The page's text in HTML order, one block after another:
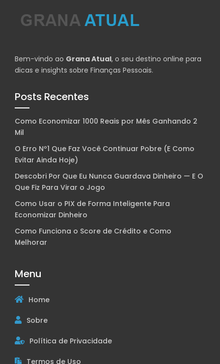
Bem-vindo ao Grana Atual, o seu destino online para
dicas e insights sobre Finanças Pessoais.
Posts Recentes
Como Economizar 1000 Reais por Mês Ganhando 2
Mil
O Erro Nº1 Que Faz Você Continuar Pobre (E Como
Evitar Ainda Hoje)
Descobri Por Que Eu Nunca Guardava Dinheiro — E O
Que Fiz Para Virar o Jogo
Como Usar o PIX de Forma Inteligente Para
Economizar Dinheiro
Como Funciona o Score de Crédito e Como
Melhorar
Menu
Home
Sobre
Política de Privacidade
Termos de Uso